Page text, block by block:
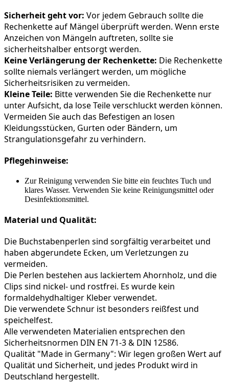
Sicherheit geht vor: Vor jedem Gebrauch sollte die
Rechenkette auf Mängel überprüft werden. Wenn erste
Anzeichen von Mängeln auftreten, sollte sie
sicherheitshalber entsorgt werden.
Keine Verlängerung der Rechenkette: Die Rechenkette
sollte niemals verlängert werden, um mögliche
Sicherheitsrisiken zu vermeiden.
Kleine Teile: Bitte verwenden Sie die Rechenkette nur
unter Aufsicht, da lose Teile verschluckt werden können.
Vermeiden Sie auch das Befestigen an losen
Kleidungsstücken, Gurten oder Bändern, um
Strangulationsgefahr zu verhindern.
Pflegehinweise:
Zur Reinigung verwenden Sie bitte ein feuchtes Tuch und
klares Wasser. Verwenden Sie keine Reinigungsmittel oder
Desinfektionsmittel.
Material und Qualität:
Die Buchstabenperlen sind sorgfältig verarbeitet und
haben abgerundete Ecken, um Verletzungen zu
vermeiden.
Die Perlen bestehen aus lackiertem Ahornholz, und die
Clips sind nickel- und rostfrei. Es wurde kein
formaldehydhaltiger Kleber verwendet.
Die verwendete Schnur ist besonders reißfest und
speichelfest.
Alle verwendeten Materialien entsprechen den
Sicherheitsnormen DIN EN 71-3 & DIN 12586.
Qualität "Made in Germany": Wir legen großen Wert auf
Qualität und Sicherheit, und jedes Produkt wird in
Deutschland hergestellt.